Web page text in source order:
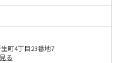
町4丁目23番地7
る